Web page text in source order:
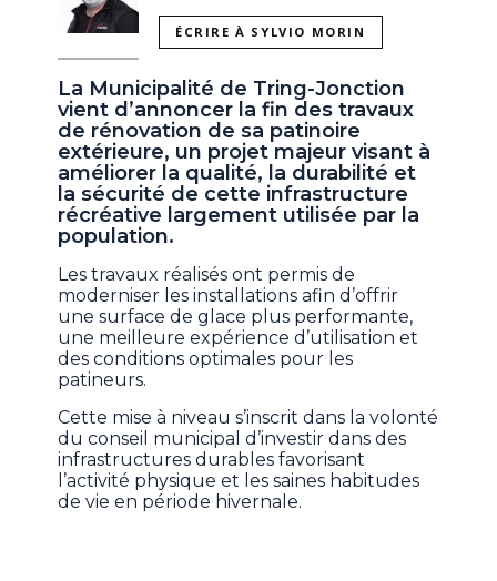
ÉCRIRE À SYLVIO MORIN
La Municipalité de Tring-Jonction
vient d’annoncer la fin des travaux
de rénovation de sa patinoire
extérieure, un projet majeur visant à
améliorer la qualité, la durabilité et
la sécurité de cette infrastructure
récréative largement utilisée par la
population.
Les travaux réalisés ont permis de
moderniser les installations afin d’offrir
une surface de glace plus performante,
une meilleure expérience d’utilisation et
des conditions optimales pour les
patineurs.
Cette mise à niveau s’inscrit dans la volonté
du conseil municipal d’investir dans des
infrastructures durables favorisant
l’activité physique et les saines habitudes
de vie en période hivernale.